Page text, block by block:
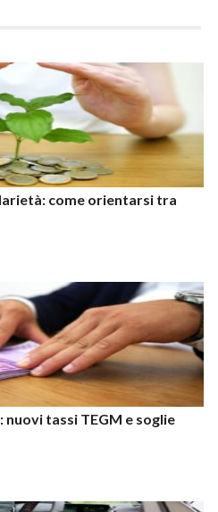
come orientarsi tra
nuovi tassi TEGM e soglie